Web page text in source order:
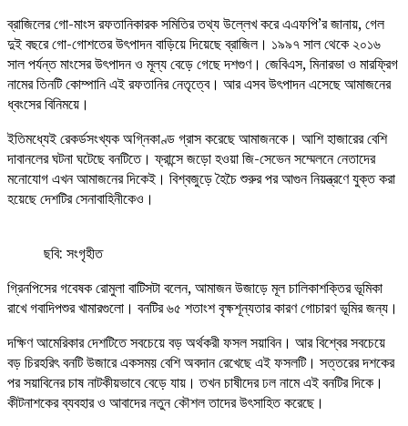
ব্রাজিলের গো-মাংস রফতানিকারক সমিতির তথ্য উল্লেখ করে এএফপি’র জানায়, গেল
দুই বছরে গো-গোশতের উৎপাদন বাড়িয়ে দিয়েছে ব্রাজিল। ১৯৯৭ সাল থেকে ২০১৬
সাল পর্যন্ত মাংসের উৎপাদন ও মূল্য বেড়ে গেছে দশগুণ। জেবিএস, মিনারভা ও মারফ্রিগ
নামের তিনটি কোম্পানি এই রফতানির নেতৃত্বে। আর এসব উৎপাদন এসেছে আমাজনের
ধ্বংসের বিনিময়ে।
ইতিমধ্যেই রেকর্ডসংখ্যক অগ্নিকাণ্ড গ্রাস করেছে আমাজনকে। আশি হাজারের বেশি
দাবানলের ঘটনা ঘটেছে বনটিতে। ফ্রান্সে জড়ো হওয়া জি-সেভেন সম্মেলনে নেতাদের
মনোযোগ এখন আমাজনের দিকেই। বিশ্বজুড়ে হৈচৈ শুরুর পর আগুন নিয়ন্ত্রণে যুক্ত করা
হয়েছে দেশটির সেনাবাহিনীকেও।
ছবি: সংগৃহীত
গ্রিনপিসের গবেষক রোমুলা বাটিসটা বলেন, আমাজন উজাড়ে মূল চালিকাশক্তির ভূমিকা
রাখে গবাদিপশুর খামারগুলো। বনটির ৬৫ শতাংশ বৃক্ষশূন্যতার কারণ গোচারণ ভূমির জন্য।
দক্ষিণ আমেরিকার দেশটিতে সবচেয়ে বড় অর্থকরী ফসল সয়াবিন। আর বিশ্বের সবচেয়ে
বড় চিরহরিৎ বনটি উজারে একসময় বেশি অবদান রেখেছে এই ফসলটি। সত্তরের দশকের
পর সয়াবিনের চাষ নাটকীয়ভাবে বেড়ে যায়। তখন চাষীদের ঢল নামে এই বনটির দিকে।
কীটনাশকের ব্যবহার ও আবাদের নতুন কৌশল তাদের উৎসাহিত করেছে।